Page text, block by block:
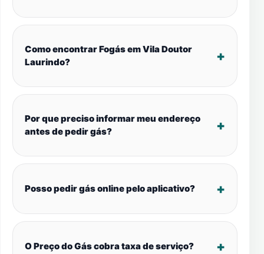
Como encontrar Fogás em Vila Doutor
Laurindo?
Por que preciso informar meu endereço
antes de pedir gás?
Posso pedir gás online pelo aplicativo?
O Preço do Gás cobra taxa de serviço?